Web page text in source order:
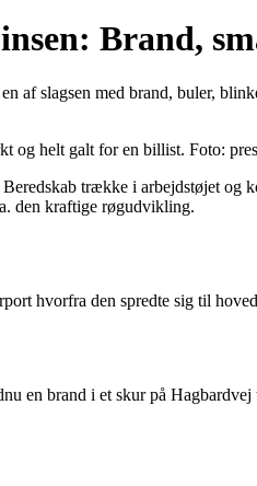
Brand,
af slagsen med brand, buler,
og helt galt for en billist. Foto:
trække i arbejdstøjet
den kraftige røgudvikling.
hvorfra den spredte sig til
en brand i et skur på